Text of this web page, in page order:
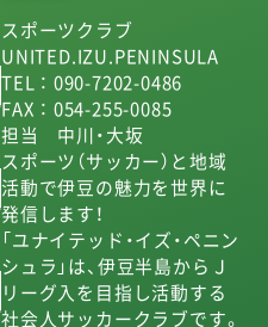
スポーツクラブ
UNITED.IZU.PENINSULA
TEL ： 090-7202-0486
FAX ： 054-255-0085
担当 中川・大坂
スポーツ（サッカー）と地域
活動で伊豆の魅力を世界に
発信します！
「ユナイテッド・イズ・ペニン
シュラ」は、伊豆半島からＪ
リーグ入を目指し活動する
社会人サッカークラブです。